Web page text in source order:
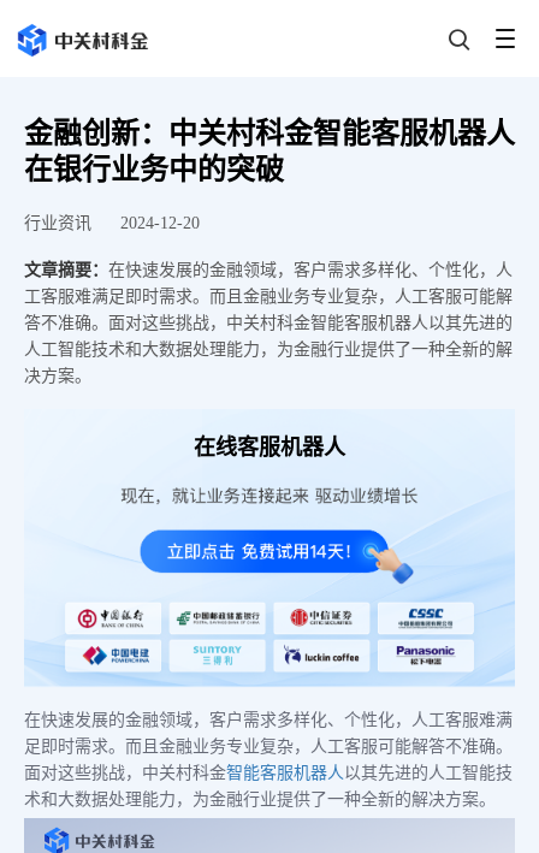
金融创新：中关村科金智能客服机器人
在银行业务中的突破
行业资讯 2024-12-20
文章摘要： ​在快速发展的金融领域，客户需求多样化、个性化，人
工客服难满足即时需求。而且金融业务专业复杂，人工客服可能解
答不准确。面对这些挑战，中关村科金智能客服机器人以其先进的
人工智能技术和大数据处理能力，为金融行业提供了一种全新的解
决方案。
在线客服机器人
在快速发展的金融领域，客户需求多样化、个性化，人工客服难满
足即时需求。而且金融业务专业复杂，人工客服可能解答不准确。
面对这些挑战，中关村科金智能客服机器人 以其先进的人工智能技
术和大数据处理能力，为金融行业提供了一种全新的解决方案。